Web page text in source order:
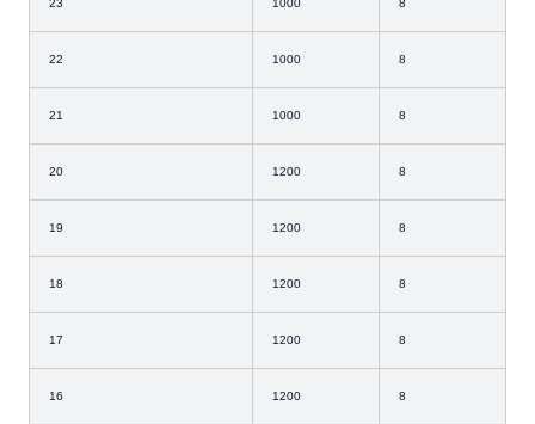
23 1000 8
22 1000 8
21 1000 8
20 1200 8
19 1200 8
18 1200 8
17 1200 8
16 1200 8